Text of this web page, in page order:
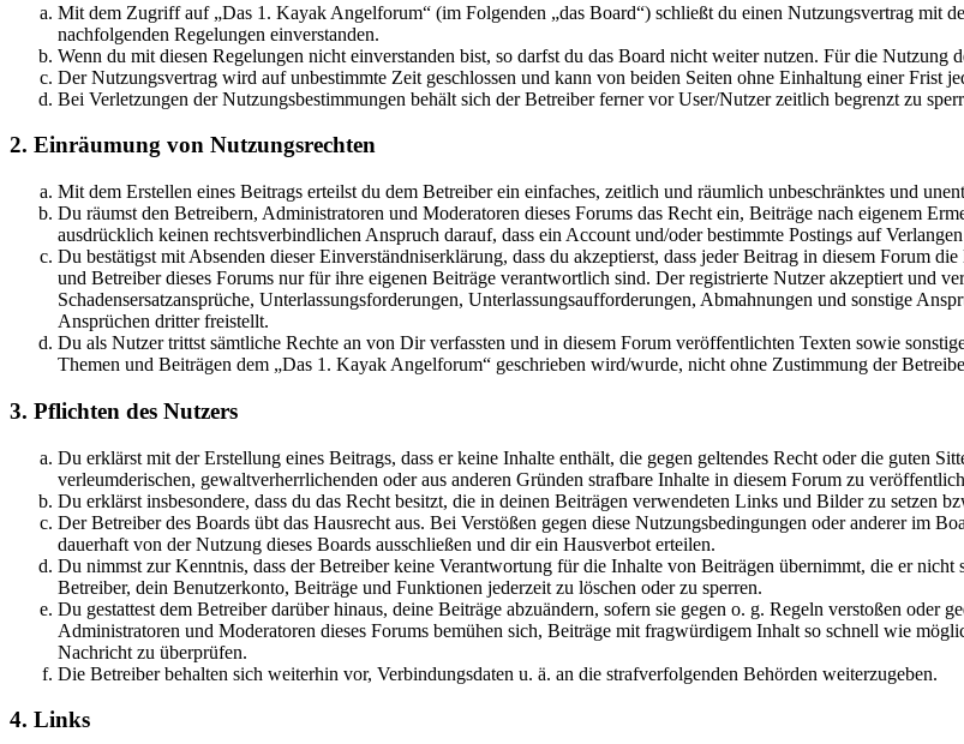
Mit dem Zugriff auf „Das 1. Kayak Angelforum“ (im Folgenden „das Board“) schließt du einen Nutzungsvertrag mit
nachfolgenden Regelungen einverstanden.
Wenn du mit diesen Regelungen nicht einverstanden bist, so darfst du das Board nicht weiter nutzen. Für die Nutzung
Der Nutzungsvertrag wird auf unbestimmte Zeit geschlossen und kann von beiden Seiten ohne Einhaltung einer Frist
Bei Verletzungen der Nutzungsbestimmungen behält sich der Betreiber ferner vor User/Nutzer zeitlich begrenzt zu
2. Einräumung von Nutzungsrechten
Mit dem Erstellen eines Beitrags erteilst du dem Betreiber ein einfaches, zeitlich und räumlich unbeschränktes und
Du räumst den Betreibern, Administratoren und Moderatoren dieses Forums das Recht ein, Beiträge nach eigenem
ausdrücklich keinen rechtsverbindlichen Anspruch darauf, dass ein Account und/oder bestimmte Postings auf
Du bestätigst mit Absenden dieser Einverständniserklärung, dass du akzeptierst, dass jeder Beitrag in diesem Forum
und Betreiber dieses Forums nur für ihre eigenen Beiträge verantwortlich sind. Der registrierte Nutzer akzeptiert und
Schadensersatzansprüche, Unterlassungsforderungen, Unterlassungsaufforderungen, Abmahnungen und sonstige
Ansprüchen dritter freistellt.
Du als Nutzer trittst sämtliche Rechte an von Dir verfassten und in diesem Forum veröffentlichten Texten sowie
Themen und Beiträgen dem „Das 1. Kayak Angelforum“ geschrieben wird/wurde, nicht ohne Zustimmung der
3. Pflichten des Nutzers
Du erklärst mit der Erstellung eines Beitrags, dass er keine Inhalte enthält, die gegen geltendes Recht oder die guten
verleumderischen, gewaltverherrlichenden oder aus anderen Gründen strafbare Inhalte in diesem Forum zu
Du erklärst insbesondere, dass du das Recht besitzt, die in deinen Beiträgen verwendeten Links und Bilder zu setzen
Der Betreiber des Boards übt das Hausrecht aus. Bei Verstößen gegen diese Nutzungsbedingungen oder anderer im
dauerhaft von der Nutzung dieses Boards ausschließen und dir ein Hausverbot erteilen.
Du nimmst zur Kenntnis, dass der Betreiber keine Verantwortung für die Inhalte von Beiträgen übernimmt, die er
Betreiber, dein Benutzerkonto, Beiträge und Funktionen jederzeit zu löschen oder zu sperren.
Du gestattest dem Betreiber darüber hinaus, deine Beiträge abzuändern, sofern sie gegen o. g. Regeln verstoßen oder
Administratoren und Moderatoren dieses Forums bemühen sich, Beiträge mit fragwürdigem Inhalt so schnell wie
Nachricht zu überprüfen.
Die Betreiber behalten sich weiterhin vor, Verbindungsdaten u. ä. an die strafverfolgenden Behörden weiterzugeben.
4. Links